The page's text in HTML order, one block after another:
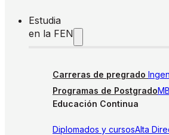
Estudia
en la FEN
Carreras de pregrado
Programas de Postgrado
Educación Continua
Diplomados y cursosAlta